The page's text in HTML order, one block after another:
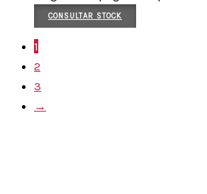
CONSULTAR STOCK
1
2
3
→